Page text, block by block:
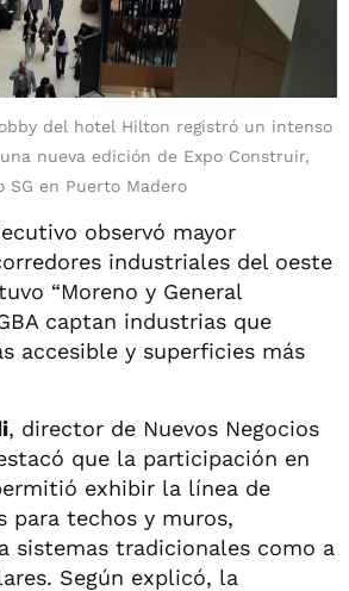
del hotel Hilton registró un intenso
nueva edición de Expo Construir,
SG en Puerto Madero
observó mayor
industriales del oeste
“Moreno y General
captan industrias que
accesible y superficies más
, director de Nuevos Negocios
que la participación en
exhibir la línea de
para techos y muros,
sistemas tradicionales como a
Según explicó, la